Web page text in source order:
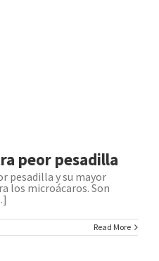
peor pesadilla
pesadilla y su mayor
los microácaros. Son
Read More